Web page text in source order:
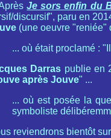
Je sors enfin du
discursif", paru en
(une oeuvre "reniée"
... où était proclamé :
Darras publie en
après Jouve" ...
... où est posée la
symboliste
reviendrons bientôt